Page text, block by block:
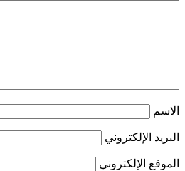
الاسم
البريد الإلكتروني
الموقع الإلكتروني